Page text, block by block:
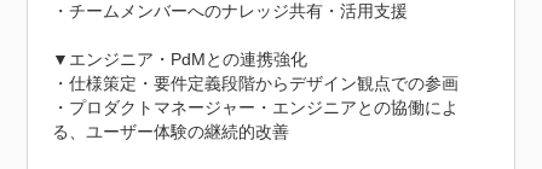
・チームメンバーへのナレッジ共有・活用支援
▼エンジニア・PdMとの連携強化
・仕様策定・要件定義段階からデザイン観点での参画
・プロダクトマネージャー・エンジニアとの協働によ
る、ユーザー体験の継続的改善